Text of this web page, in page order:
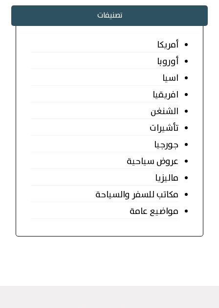
تصنيفات
أمريكا
أوروبا
اسيا
افريقيا
الشنغن
تأشيرات
جورجيا
عروض سياحية
ماليزيا
مكاتب للسفر والسياحة
مواضيع عامة